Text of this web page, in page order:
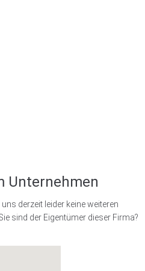
Unternehmen
derzeit leider keine weiteren
sind der Eigentümer dieser Firma?